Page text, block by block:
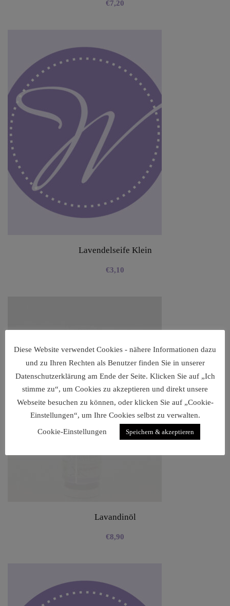
€7,20
Lavendelseife Klein
€3,10
Lavandinöl
€8,90
Diese Website verwendet Cookies - nähere Informationen dazu
und zu Ihren Rechten als Benutzer finden Sie in unserer
Datenschutzerklärung am Ende der Seite. Klicken Sie auf „Ich
stimme zu“, um Cookies zu akzeptieren und direkt unsere
Webseite besuchen zu können, oder klicken Sie auf „Cookie-
Einstellungen“, um Ihre Cookies selbst zu verwalten.
Cookie-Einstellungen
Speichern & akzeptieren